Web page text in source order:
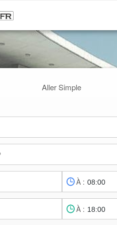
Aller Simple
À :
À :